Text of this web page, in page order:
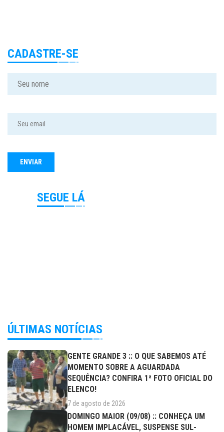
CADASTRE-SE
SEGUE LÁ
ÚLTIMAS NOTÍCIAS
GENTE GRANDE 3 :: O QUE SABEMOS ATÉ
MOMENTO SOBRE A AGUARDADA
SEQUÊNCIA? CONFIRA 1ª FOTO OFICIAL DO
ELENCO!
7 de agosto de 2026
DOMINGO MAIOR (09/08) :: CONHEÇA UM
HOMEM IMPLACÁVEL, SUSPENSE SUL-